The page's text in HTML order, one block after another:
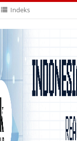
Indeks